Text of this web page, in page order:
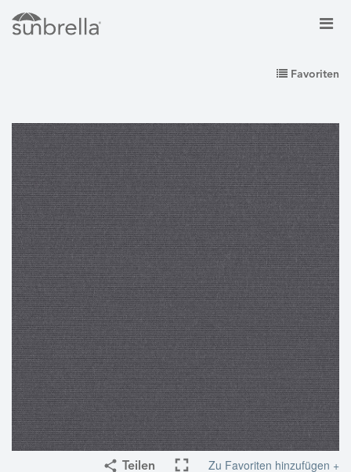
Favoriten
Teilen Zu Favoriten hinzufügen +